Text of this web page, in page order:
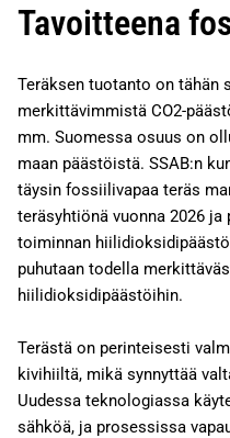
Tavoitteena
Teräksen tuotanto on tähän
merkittävimmistä CO2-
mm. Suomessa osuus on
maan päästöistä. SSAB:n
täysin fossiilivapaa teräs
teräsyhtiönä vuonna 2026
toiminnan
puhutaan todella
hiilidioksidipäästöihin.
Terästä on perinteisesti
kivihiiltä, mikä synnyttää
Uudessa teknologiassa
sähköä, ja prosessissa